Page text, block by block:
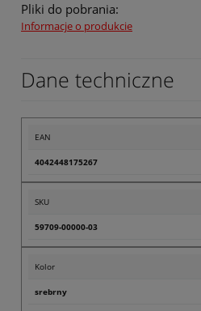
Pliki do pobrania:
Informacje o produkcie
Dane techniczne
EAN
4042448175267
SKU
59709-00000-03
Kolor
srebrny